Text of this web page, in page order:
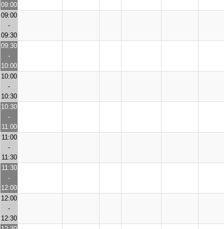
09:00
09:00
-
09:30
09:30
-
10:00
10:00
-
10:30
10:30
-
11:00
11:00
-
11:30
11:30
-
12:00
12:00
-
12:30